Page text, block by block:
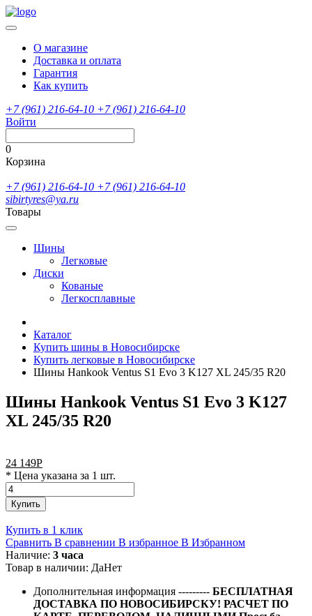
О магазине
Доставка и оплата
Гарантия
Как купить
+7 (961) 216-64-10 +7 (961) 216-64-10
Войти
0
Корзина
+7 (961) 216-64-10 +7 (961) 216-64-10
sibirtyres@ya.ru
Товары
Шины
Легковые
Диски
Кованые
Легкосплавные
Каталог
Купить шины в Новосибирске
Купить легковые в Новосибирске
Шины Hankook Ventus S1 Evo 3 K127 XL 245/35 R20
Шины Hankook Ventus S1 Evo 3 K127
XL 245/35 R20
24 149Р
* Цена указана за 1 шт.
Купить
Купить в 1 клик
Сравнить В сравнении В избранное В Избранном
Наличие: 3 часа
Товар в наличии: ДаНет
Дополнительная информация --------- БЕСПЛАТНАЯ
ДОСТАВКА ПО НОВОСИБИРСКУ! РАСЧЕТ ПО